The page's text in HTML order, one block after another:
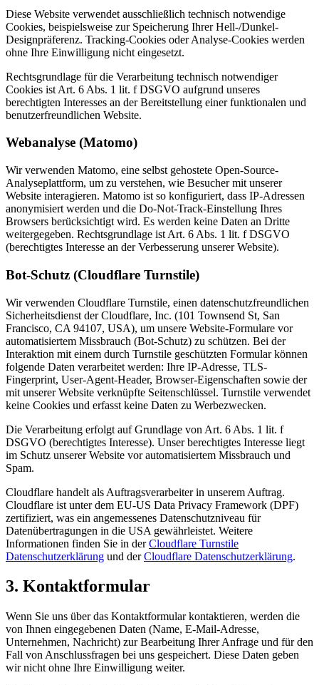
Diese Website verwendet ausschließlich technisch notwendige
Cookies, beispielsweise zur Speicherung Ihrer Hell-/Dunkel-
Designpräferenz. Tracking-Cookies oder Analyse-Cookies werden
ohne Ihre Einwilligung nicht eingesetzt.
Rechtsgrundlage für die Verarbeitung technisch notwendiger
Cookies ist Art. 6 Abs. 1 lit. f DSGVO aufgrund unseres
berechtigten Interesses an der Bereitstellung einer funktionalen und
benutzerfreundlichen Website.
Webanalyse (Matomo)
Wir verwenden Matomo, eine selbst gehostete Open-Source-
Analyseplattform, um zu verstehen, wie Besucher mit unserer
Website interagieren. Matomo ist so konfiguriert, dass IP-Adressen
anonymisiert werden und die Do-Not-Track-Einstellung Ihres
Browsers berücksichtigt wird. Es werden keine Daten an Dritte
weitergegeben. Rechtsgrundlage ist Art. 6 Abs. 1 lit. f DSGVO
(berechtigtes Interesse an der Verbesserung unserer Website).
Bot-Schutz (Cloudflare Turnstile)
Wir verwenden Cloudflare Turnstile, einen datenschutzfreundlichen
Sicherheitsdienst der Cloudflare, Inc. (101 Townsend St, San
Francisco, CA 94107, USA), um unsere Website-Formulare vor
automatisiertem Missbrauch (Bot-Schutz) zu schützen. Bei der
Interaktion mit einem durch Turnstile geschützten Formular können
folgende Daten verarbeitet werden: Ihre IP-Adresse, TLS-
Fingerprint, User-Agent-Header, Browser-Eigenschaften sowie der
mit unserer Website verknüpfte Seitenschlüssel. Turnstile verwendet
keine Cookies und erfasst keine Daten zu Werbezwecken.
Die Verarbeitung erfolgt auf Grundlage von Art. 6 Abs. 1 lit. f
DSGVO (berechtigtes Interesse). Unser berechtigtes Interesse liegt
im Schutz unserer Website vor automatisiertem Missbrauch und
Spam.
Cloudflare handelt als Auftragsverarbeiter in unserem Auftrag.
Cloudflare ist unter dem EU-US Data Privacy Framework (DPF)
zertifiziert, was ein angemessenes Datenschutzniveau für
Datenübertragungen in die USA gewährleistet. Weitere
Informationen finden Sie in derCloudflare Turnstile
Datenschutzerklärung und derCloudflare Datenschutzerklärung.
3. Kontaktformular
Wenn Sie uns über das Kontaktformular kontaktieren, werden die
von Ihnen eingegebenen Daten (Name, E-Mail-Adresse,
Unternehmen, Nachricht) zur Bearbeitung Ihrer Anfrage und für den
Fall von Anschlussfragen bei uns gespeichert. Diese Daten geben
wir nicht ohne Ihre Einwilligung weiter.